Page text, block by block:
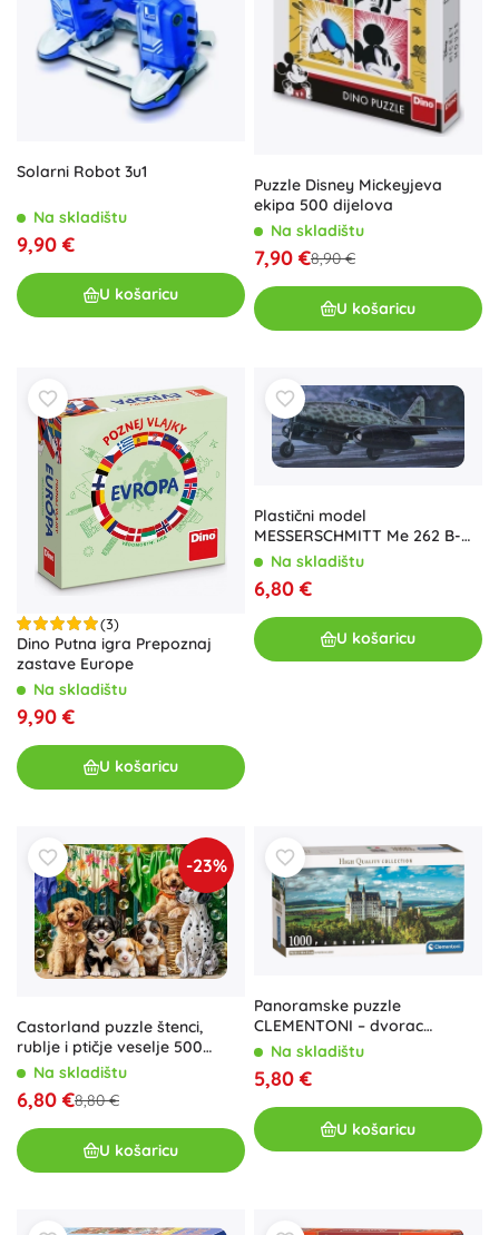
Solarni Robot 3u1
Na skladištu
9,90 €
U košaricu
Puzzle Disney Mickeyjeva
ekipa 500 dijelova
Na skladištu
7,90 €8,90 €
U košaricu
(3)
Dino Putna igra Prepoznaj
zastave Europe
Na skladištu
9,90 €
U košaricu
Plastični model
MESSERSCHMITT Me 262 B-
1a/U1 1:72
Na skladištu
6,80 €
U košaricu
-23%
Castorland puzzle štenci,
rublje i ptičje veselje 500
dijelova
Na skladištu
6,80 €8,80 €
U košaricu
Panoramske puzzle
CLEMENTONI – dvorac
Neuschwanstein, 1000 dijelova
Na skladištu
5,80 €
U košaricu